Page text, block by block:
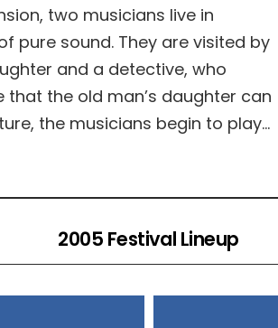
two musicians live in
pure sound. They are visited by
and a detective, who
the old man’s daughter can
the musicians begin to play…
2005 Festival Lineup